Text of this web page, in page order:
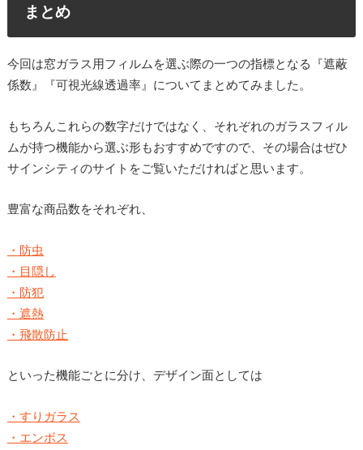
まとめ
今回は窓ガラス用フィルムを選ぶ際の一つの指標となる『遮蔽
係数』『可視光線透過率』についてまとめてみました。
もちろんこれらの数字だけではなく、それぞれのガラスフィル
ムが持つ機能から選ぶ形もおすすめですので、その場合はぜひ
サインシティのサイトをご覧いただければと思います。
豊富な商品数をそれぞれ、
・防虫
・目隠し
・防犯
・遮熱
・飛散防止
といった機能ごとに分け、デザイン面としては
・すりガラス
・エンボス